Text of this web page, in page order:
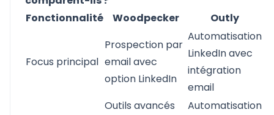
Fonctionnalité
Woodpecker Outly
Focus principal
Prospection par
email avec
option LinkedIn
Automatisation
LinkedIn avec
intégration
email
Outils avancés
Automatisation